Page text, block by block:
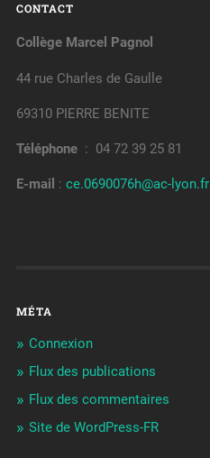
CONTACT
Collège Marcel Pagnol
44 rue Charles de Gaulle
69310 PIERRE BENITE
Téléphone : 04 72 39 25 81
E-mail : ce.0690076h@ac-lyon.fr
MÉTA
Connexion
Flux des publications
Flux des commentaires
Site de WordPress-FR